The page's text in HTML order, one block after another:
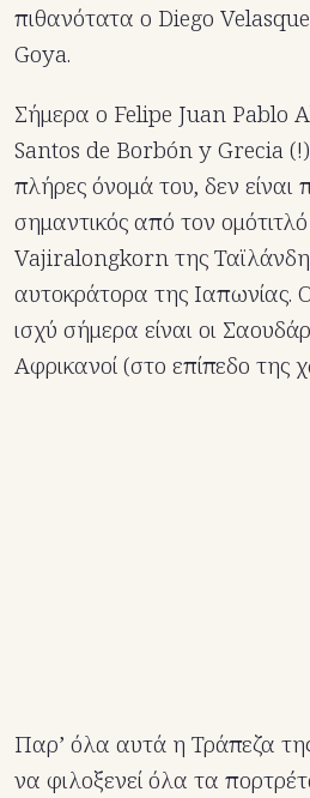
πιθανότατα ο Diego
Goya.
Σήμερα ο Felipe Juan Pablo
Santos de Borbón y Grecia
πλήρες όνομά του, δεν είναι
σημαντικός από τον
Vajiralongkorn της
αυτοκράτορα της Ιαπωνίας.
ισχύ σήμερα είναι οι
Αφρικανοί (στο επίπεδο της
Παρ’ όλα αυτά η Τράπεζα της
να φιλοξενεί όλα τα